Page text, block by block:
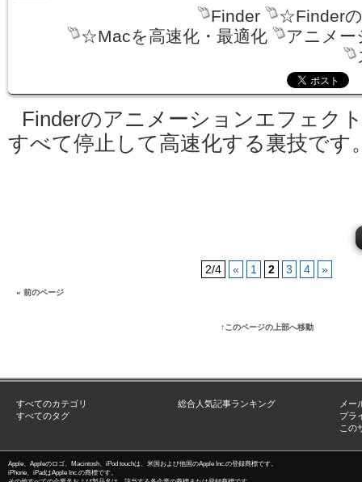
Finder
☆Finder
☆Macを高速化・最適化
アニメー
Finderのアニメーションエフェク
すべて停止して高速化する裏技です
2/4 « 1 2 3 4 »
« 前のページ
↑このページの上部へ移動
すべてのカテゴリ
すべてのタグ
総合人気記事ランキング
メー
プラ
この
Apple、Appleのロゴ、Macintosh、iPod touchは、米国および他国のApple Inc.の登録商標です。
iPhone、iPadはApple Inc.の商標です。